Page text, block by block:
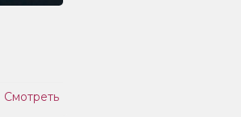
Смотреть